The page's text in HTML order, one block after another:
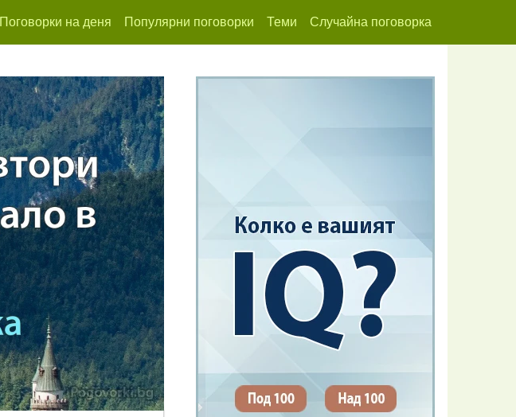
Поговорки на деня Популярни поговорки Теми Случайна поговорка